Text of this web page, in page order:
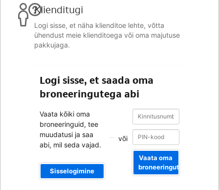
Klienditugi
Logi sisse, et näha klienditoe lehte, võtta
ühendust meie klienditoega või oma majutuse
pakkujaga.
Logi sisse, et saada oma
broneeringutega abi
Vaata kõiki oma
broneeringuid, tee
muudatusi ja saa
abi, mil seda vajad.
Sisselogimine
või
Kinnitusnumber
Kinnitusnumber
Vaata oma
broneeringut